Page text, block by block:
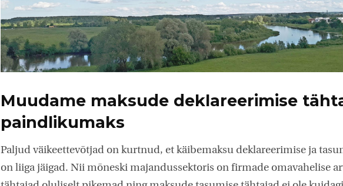
Muudame maksude deklareerimise
paindlikumaks
Paljud väikeettevõtjad on kurtnud, et käibemaksu deklareerimise ja
on liiga jäigad. Nii mõneski majandussektoris on firmade omavahelise